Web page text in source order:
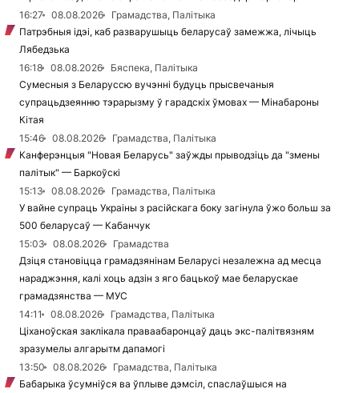
16:27
08.08.2026
Грамадства, Палітыка
Патрэбныя ідэі, каб разварушыць беларусаў замежжа, лічыць
Лябедзька
16:18
08.08.2026
Бяспека, Палітыка
Сумесныя з Беларуссю вучэнні будуць прысвечаныя
супрацьдзеянню тэрарызму ў гарадскіх ўмовах — Мінабароны
Кітая
15:46
08.08.2026
Грамадства, Палітыка
Канферэнцыя "Новая Беларусь" заўжды прыводзіць да "змены
палітык" — Баркоўскі
15:13
08.08.2026
Грамадства, Палітыка
У вайне супраць Украіны з расійскага боку загінула ўжо больш за
500 беларусаў — Кабанчук
15:03
08.08.2026
Грамадства
Дзіця становіцца грамадзянінам Беларусі незалежна ад месца
нараджэння, калі хоць адзін з яго бацькоў мае беларускае
грамадзянства — МУС
14:11
08.08.2026
Грамадства, Палітыка
Ціханоўская заклікала праваабаронцаў даць экс-палітвязням
зразумелы алгарытм дапамогі
13:50
08.08.2026
Грамадства, Палітыка
Бабарыка ўсумніўся ва ўплыве дэмсіл, спаслаўшыся на